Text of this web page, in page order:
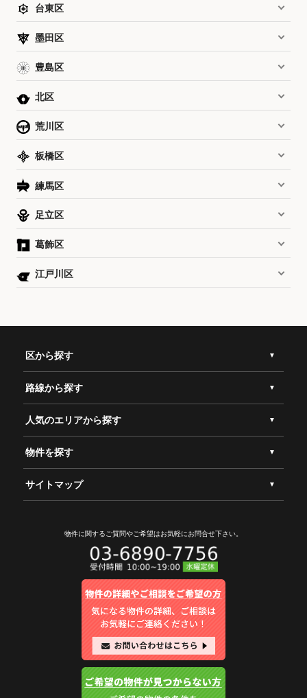
台東区
墨田区
豊島区
北区
荒川区
板橋区
練馬区
足立区
葛飾区
江戸川区
区から探す
路線から探す
人気のエリアから探す
物件を探す
サイトマップ
物件に関するご質問やご希望はお気軽にお問合せ下さい。